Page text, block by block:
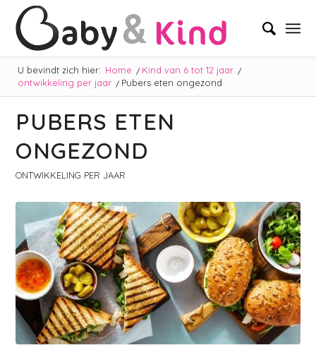
U bevindt zich hier: Home / Kind van 6 tot 12 jaar /
ontwikkeling per jaar / Pubers eten ongezond
PUBERS ETEN
ONGEZOND
ONTWIKKELING PER JAAR